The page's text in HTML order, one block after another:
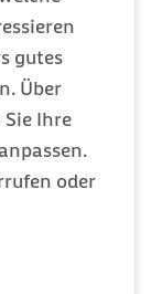
gutes
Über
Ihre
oder
jede
eine
die
dann noch
mit